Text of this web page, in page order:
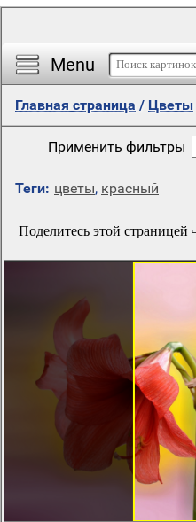
Menu
Главная страница / Цветы
Применить фильтры
Теги: цветы, красный